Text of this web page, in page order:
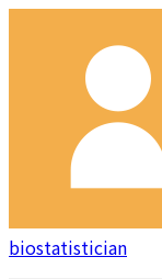
biostatistician